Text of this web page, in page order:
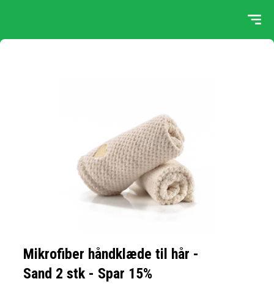
Mikrofiber håndklæde til hår -
Sand 2 stk - Spar 15%